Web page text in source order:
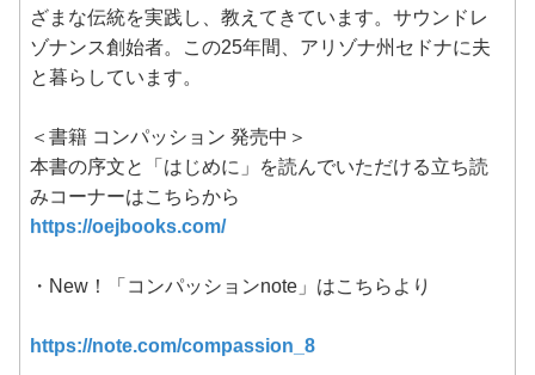
ざまな伝統を実践し、教えてきています。サウンドレ
ゾナンス創始者。この25年間、アリゾナ州セドナに夫
と暮らしています。
＜書籍 コンパッション 発売中＞
本書の序文と「はじめに」を読んでいただける立ち読
みコーナーはこちらから
https://oejbooks.com/
・New！「コンパッションnote」はこちらより
https://note.com/compassion_8